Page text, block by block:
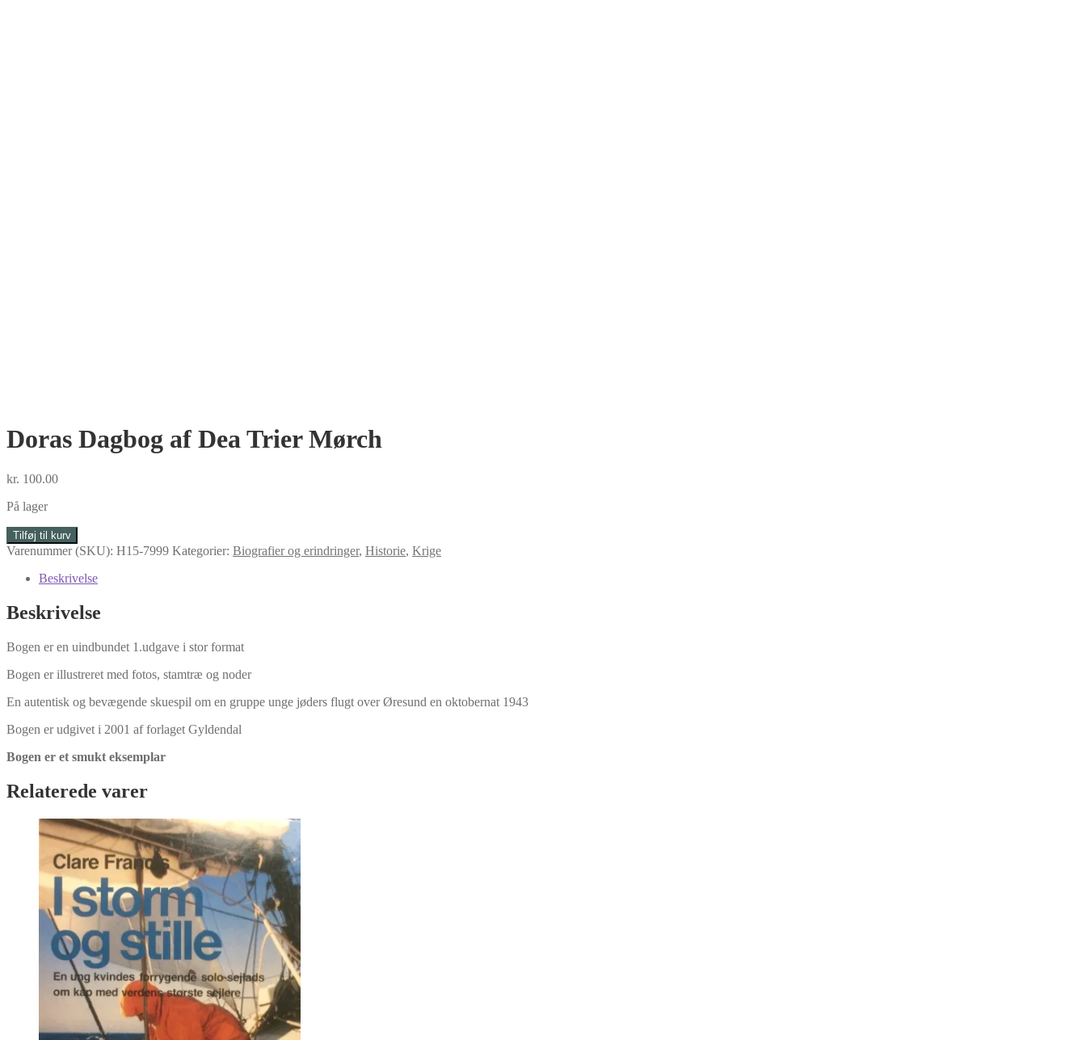
Doras Dagbog af Dea Trier Mørch
kr. 100.00
På lager
Doras
Dagbog
Dea
Mørch
antal
Tilføj til kurv
Varenummer (SKU): H15-7999 Kategorier: Biografier og erindringer, Historie, Krige
Beskrivelse
Beskrivelse
Bogen er en uindbundet 1.udgave i stor format
Bogen er illustreret med fotos, stamtræ og noder
En autentisk og bevægende skuespil om en gruppe unge jøders flugt over Øresund en oktobernat 1943
Bogen er udgivet i 2001 af forlaget Gyldendal
Bogen er et smukt eksemplar
Relaterede varer